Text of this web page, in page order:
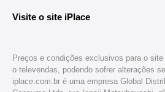
Visite o site iPlace
Preços e condições exclusivos para o
o televendas, podendo sofrer alterações
iplace.com.br é uma empresa Global